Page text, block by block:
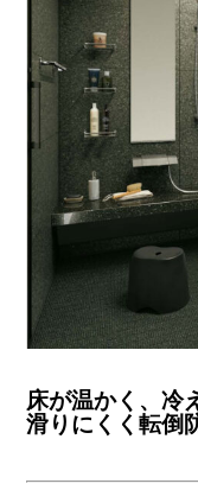
床が温かく、冷
滑りにくく転倒